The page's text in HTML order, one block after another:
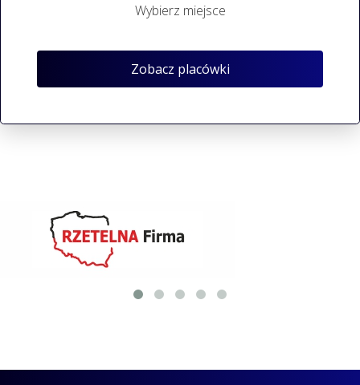
Wybierz miejsce
Zobacz placówki